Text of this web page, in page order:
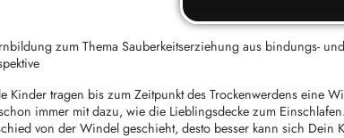
zum Thema Sauberkeitserziehung aus bindungs-
Kinder tragen bis zum Zeitpunkt des Trockenwerdens eine
immer mit dazu, wie die Lieblingsdecke zum
von der Windel geschieht, desto besser kann sich Dein